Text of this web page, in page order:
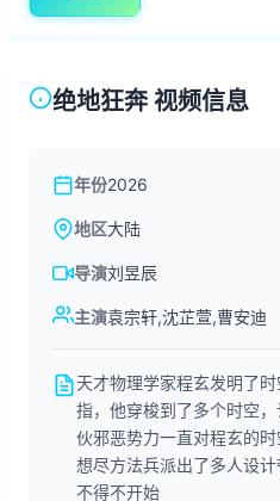
绝地狂奔 视频信息
年份2026
地区大陆
导演刘昱辰
主演袁宗轩,沈芷萱,曹安迪
天才物理学家程玄发明了
指，他穿梭到了多个时空
伙邪恶势力一直对程玄的
想尽方法兵派出了多人设
不得不开始